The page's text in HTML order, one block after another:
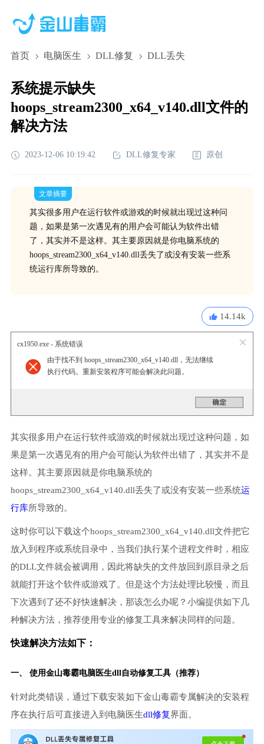
首页 电脑医生 DLL修复 DLL丢失
系统提示缺失
hoops_stream2300_x64_v140.dll文件的
解决方法
2023-12-06 10:19:42 DLL修复专家 原创
文章摘要
其实很多用户在运行软件或游戏的时候就出现过这种问
题，如果是第一次遇见有的用户会可能认为软件出错
了，其实并不是这样。其主要原因就是你电脑系统的
hoops_stream2300_x64_v140.dll丢失了或没有安装一些系
统运行库所导致的。
14.14k
cx1950.exe - 系统错误
由于找不到 hoops_stream2300_x64_v140.dll，无法继续
执行代码。重新安装程序可能会解决此问题。
其实很多用户在运行软件或游戏的时候就出现过这种问题，如
果是第一次遇见有的用户会可能认为软件出错了，其实并不是
这样。其主要原因就是你电脑系统的
hoops_stream2300_x64_v140.dll丢失了或没有安装一些系统运
行库所导致的。
这时你可以下载这个hoops_stream2300_x64_v140.dll文件把它
放入到程序或系统目录中，当我们执行某个进程文件时，相应
的DLL文件就会被调用，因此将缺失的文件放回到原目录之后
就能打开这个软件或游戏了。但是这个方法处理比较慢，而且
下次遇到了还不好快速解决，那该怎么办呢？小编提供如下几
种解决方法，推荐使用专业的修复工具来解决同样的问题。
快速解决方法如下：
一、 使用金山毒霸电脑医生dll自动修复工具（推荐）
针对此类错误，通过下载安装如下金山毒霸专属解决的安装程
序在执行后可直接进入到电脑医生dll修复界面。